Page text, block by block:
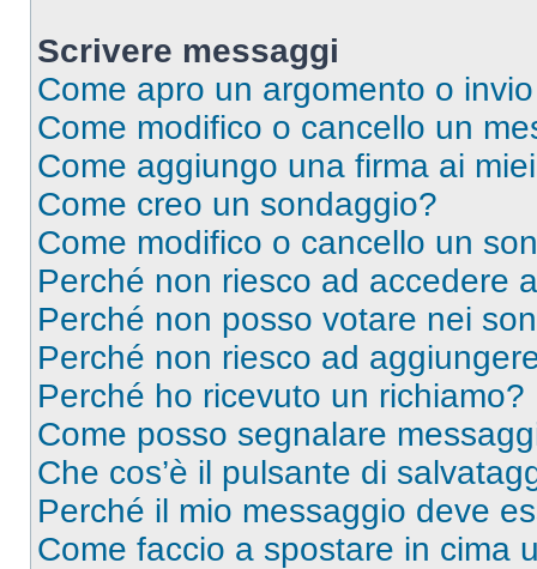
Scrivere messaggi
Come apro un argomento o
Come modifico o cancello un
Come aggiungo una firma ai
Come creo un sondaggio?
Come modifico o cancello un
Perché non riesco ad accedere
Perché non posso votare nei
Perché non riesco ad
Perché ho ricevuto un richiamo?
Come posso segnalare
Che cos’è il pulsante di
Perché il mio messaggio deve
Come faccio a spostare in cima